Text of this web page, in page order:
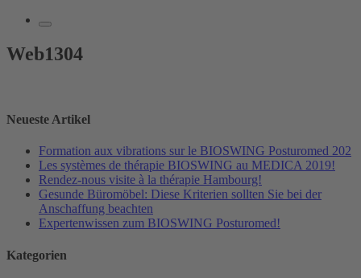
Web1304
Neueste Artikel
Formation aux vibrations sur le BIOSWING Posturomed 202
Les systèmes de thérapie BIOSWING au MEDICA 2019!
Rendez-nous visite à la thérapie Hambourg!
Gesunde Büromöbel: Diese Kriterien sollten Sie bei der
Anschaffung beachten
Expertenwissen zum BIOSWING Posturomed!
Kategorien